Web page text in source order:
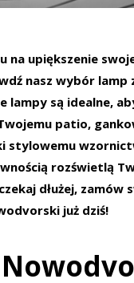
na upiększenie
nasz wybór lamp
lampy są idealne,
patio,
stylowemu
rozświetlą
dłużej, zamów
już dziś!